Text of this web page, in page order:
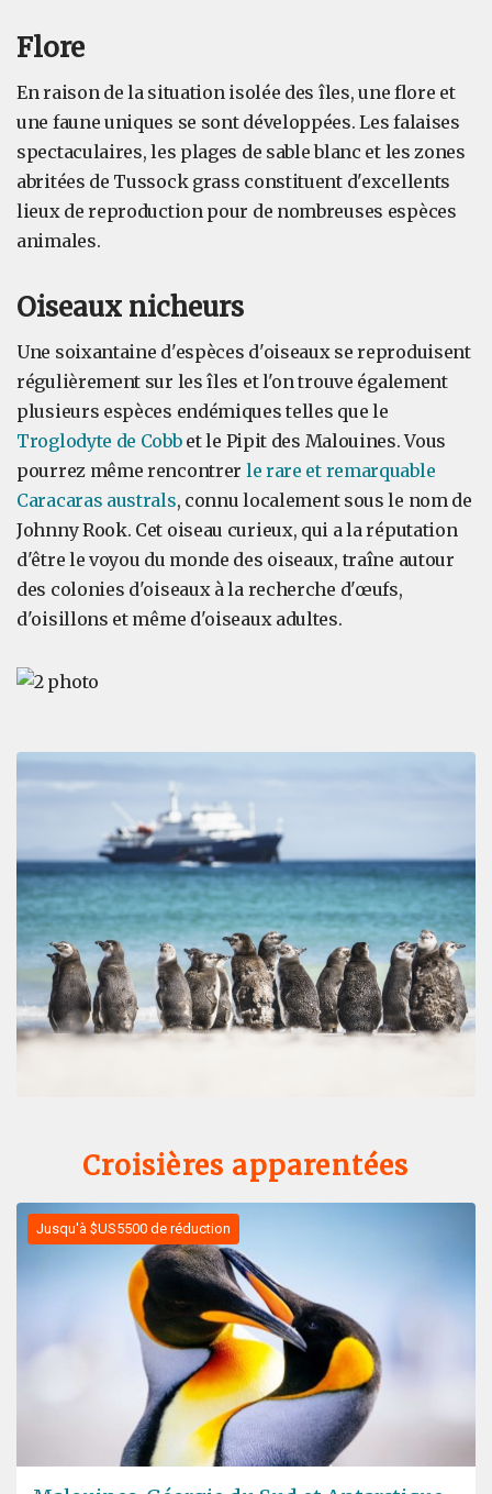
Flore
En raison de la situation isolée des îles, une flore et
une faune uniques se sont développées. Les falaises
spectaculaires, les plages de sable blanc et les zones
abritées de Tussock grass constituent d'excellents
lieux de reproduction pour de nombreuses espèces
animales.
Oiseaux nicheurs
Une soixantaine d'espèces d'oiseaux se reproduisent
régulièrement sur les îles et l'on trouve également
plusieurs espèces endémiques telles que le
Troglodyte de Cobbet le Pipit des Malouines. Vous
pourrez même rencontrer le rare et remarquable
Caracaras australs, connu localement sous le nom de
Johnny Rook. Cet oiseau curieux, qui a la réputation
d'être le voyou du monde des oiseaux, traîne autour
des colonies d'oiseaux à la recherche d'œufs,
d'oisillons et même d'oiseaux adultes.
Croisières apparentées
Jusqu'à $US5500 de réduction